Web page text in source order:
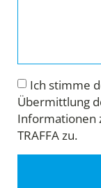
Ich stimme
Übermittlung
Informationen
TRAFFA zu.